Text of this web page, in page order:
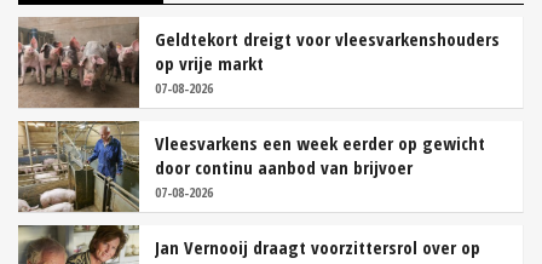
Geldtekort dreigt voor vleesvarkenshouders
op vrije markt
07-08-2026
Vleesvarkens een week eerder op gewicht
door continu aanbod van brijvoer
07-08-2026
Jan Vernooij draagt voorzittersrol over op